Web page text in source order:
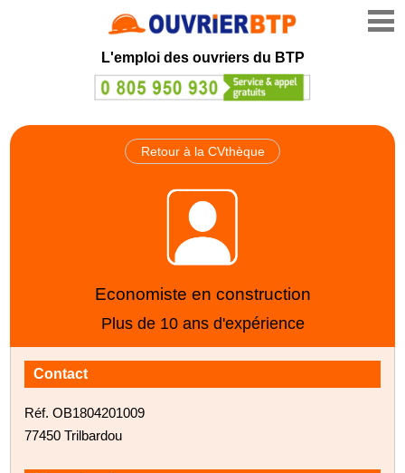
L'emploi des ouvriers du BTP
Retour à la CVthèque
Economiste en construction
Plus de 10 ans d'expérience
Contact
Réf. OB1804201009
77450 Trilbardou